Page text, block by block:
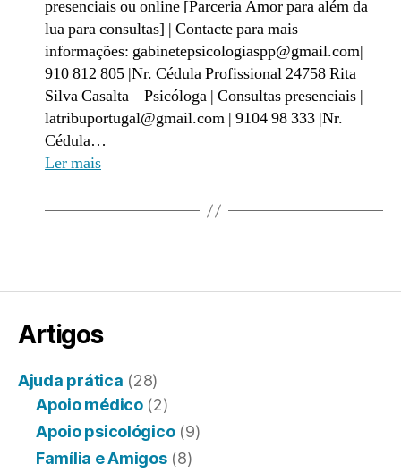
presenciais ou online [Parceria Amor para além da
lua para consultas] | Contacte para mais
informações: gabinetepsicologiaspp@gmail.com|
910 812 805 |Nr. Cédula Profissional 24758 Rita
Silva Casalta – Psicóloga | Consultas presenciais |
latribuportugal@gmail.com | 9104 98 333 |Nr.
Cédula…
Ler mais
Artigos
Ajuda prática (28)
Apoio médico(2)
Apoio psicológico(9)
Família e Amigos(8)